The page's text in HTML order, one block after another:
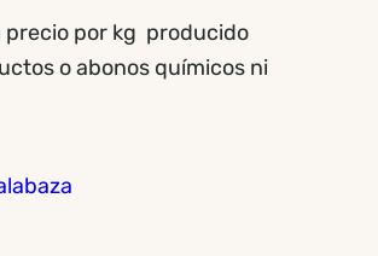
precio por kg producido
o abonos químicos ni